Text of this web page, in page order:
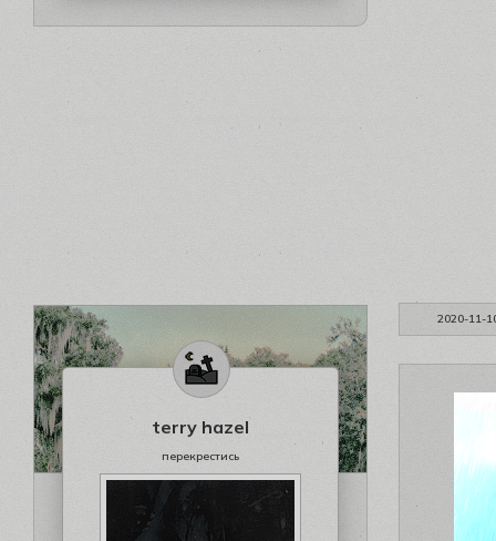
2020-11-
terry hazel
перекрестись